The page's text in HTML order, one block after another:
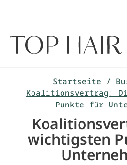
Startseite /
Koalitionsvertrag:
Punkte für
wichtigsten